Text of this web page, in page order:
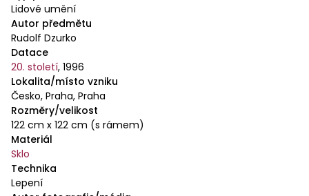
Lidové umění
Autor předmětu
Rudolf Dzurko
Datace
20. století, 1996
Lokalita/místo vzniku
Česko, Praha, Praha
Rozměry/velikost
122 cm x 122 cm (s rámem)
Materiál
Sklo
Technika
Lepení